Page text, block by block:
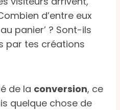
d’entre eux
panier’ ? Sont-ils
par tes créations
de la conversion, ce
quelque chose de